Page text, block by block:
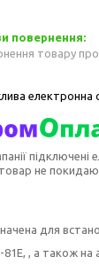
товару
не
для
, а також на